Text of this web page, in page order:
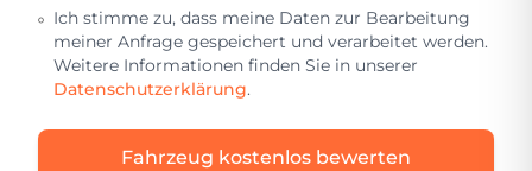
Ich stimme zu, dass meine Daten zur Bearbeitung
meiner Anfrage gespeichert und verarbeitet werden.
Weitere Informationen finden Sie in unserer
Datenschutzerklärung.
Fahrzeug kostenlos bewerten